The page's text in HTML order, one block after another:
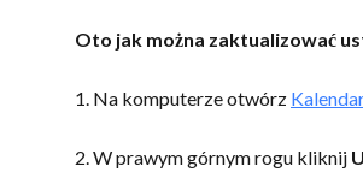
Oto jak można zaktualizować
1. Na komputerze otwórz
2. W prawym górnym rogu kliknij